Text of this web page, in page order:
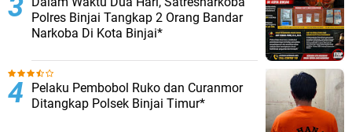
Polres Binjai Tangkap 2 Orang Bandar
Narkoba Di Kota Binjai*
Pelaku Pembobol Ruko dan Curanmor
Ditangkap Polsek Binjai Timur*